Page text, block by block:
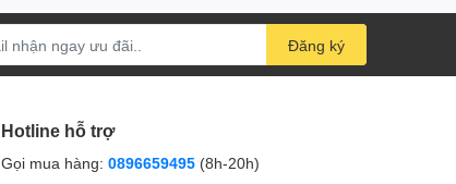
Đăng ký
Hotline hỗ trợ
Gọi mua hàng: 0896659495 (8h-20h)